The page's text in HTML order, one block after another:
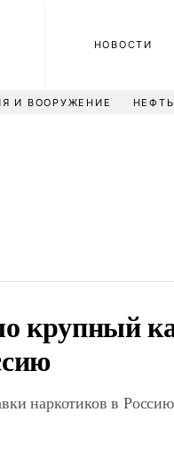
НОВОСТИ
И ВООРУЖЕНИЕ
крупный
наркотиков в